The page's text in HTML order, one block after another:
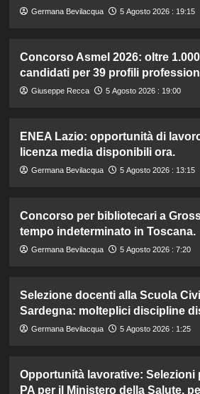
Germana Bevilacqua 5 Agosto 2026 : 19:15
Concorso Asmel 2026: oltre
candidati per 39 profili
Giuseppe Recca 5 Agosto 2026 : 19:00
ENEA Lazio: opportunità di
licenza media disponibili ora.
Germana Bevilacqua 5 Agosto 2026 : 13:15
Concorso per bibliotecari a
tempo indeterminato in Toscana.
Germana Bevilacqua 5 Agosto 2026 : 7:20
Selezione docenti alla Scuola
Sardegna: molteplici discipline
Germana Bevilacqua 5 Agosto 2026 : 1:25
Opportunità lavorative: Selezioni
PA per il Ministero della Salute,